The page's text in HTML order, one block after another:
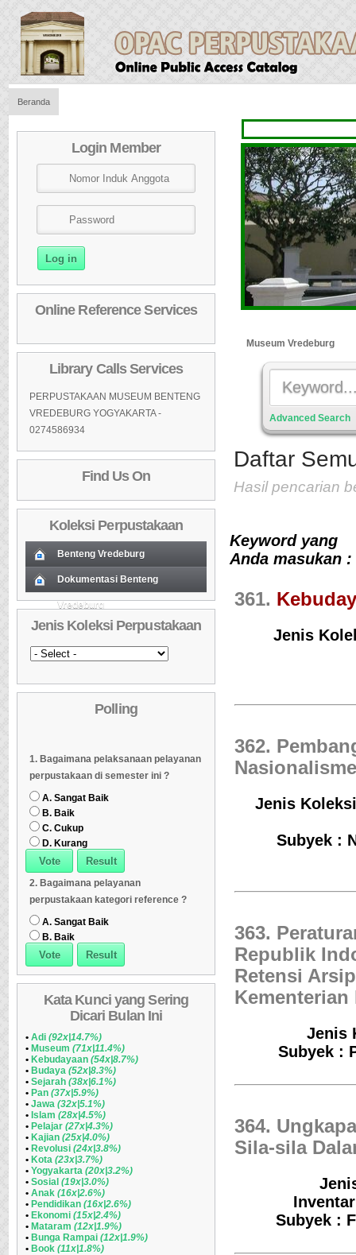
Beranda
Login Member
Online Reference Services
Library Calls Services
PERPUSTAKAAN MUSEUM BENTENG
VREDEBURG YOGYAKARTA -
0274586934
Find Us On
Koleksi Perpustakaan
Benteng Vredeburg
01 Koleksi Baru (Cover)
Daftar Koleksi Baru (Tgl.Input)
03 Daftar Koleksi (Pengarang)
04 Daftar Koleksi (Judul)
05 Daftar Koleksi (Subyek)
Daftar Koleksi Banyak
08 Daftar Koleksi (Peruntukan)
Dokumentasi Benteng
Vredeburg
Koleksi Baru (Cover)
02 Daftar Koleksi Baru (Tgl.Input)
03 Daftar Koleksi (Pengarang)
04 Daftar Koleksi (Judul)
Daftar Koleksi (Subyek)
Dipinjam
07 Daftar Koleksi (Klasifikasi/ddc)
Jenis Koleksi Perpustakaan
Polling
1. Bagaimana pelaksanaan pelayanan
perpustakaan di semester ini ?
A. Sangat Baik
B. Baik
C. Cukup
D. Kurang
2. Bagaimana pelayanan
perpustakaan kategori reference ?
A. Sangat Baik
B. Baik
Kata Kunci yang Sering
Dicari Bulan Ini
• Adi (92x|14.7%)
• Museum (71x|11.4%)
• Kebudayaan (54x|8.7%)
• Budaya (52x|8.3%)
• Sejarah (38x|6.1%)
• Pan (37x|5.9%)
• Jawa (32x|5.1%)
• Islam (28x|4.5%)
• Pelajar (27x|4.3%)
• Kajian (25x|4.0%)
• Revolusi (24x|3.8%)
• Kota (23x|3.7%)
• Yogyakarta (20x|3.2%)
• Sosial (19x|3.0%)
• Anak (16x|2.6%)
• Pendidikan (16x|2.6%)
• Ekonomi (15x|2.4%)
• Mataram (12x|1.9%)
• Bunga Rampai (12x|1.9%)
• Book (11x|1.8%)
Museum Vredeburg
Advanced Search
Daftar
Hasil pencarian
Keyword yang
Anda masukan
361.
Jenis
362.
Jenis
Subyek :
363.
Republik
Retensi
Jenis
Subyek :
364.
Sila-sila
Subyek :